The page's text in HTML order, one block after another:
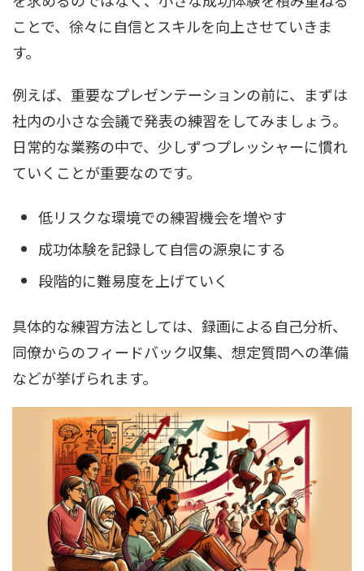
ことで、徐々に自信とスキルを向上させていきま
す。
例えば、重要なプレゼンテーションの前に、まずは
社内の小さな会議で発表の練習をしてみましょう。
日常的な業務の中で、少しずつプレッシャーに慣れ
ていくことが重要なのです。
低リスクな環境での練習機会を増やす
成功体験を記録して自信の源泉にする
段階的に難易度を上げていく
具体的な練習方法としては、録画による自己分析、
同僚からのフィードバック収集、想定質問への準備
などが挙げられます。